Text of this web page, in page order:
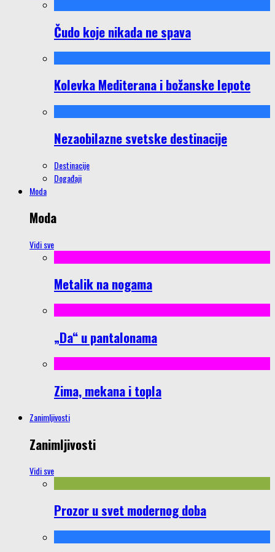
Čudo koje nikada ne spava
Kolevka Mediterana i božanske lepote
Nezaobilazne svetske destinacije
Destinacije
Događaji
Moda
Moda
Vidi sve
Metalik na nogama
„Da“ u pantalonama
Zima, mekana i topla
Zanimljivosti
Zanimljivosti
Vidi sve
Prozor u svet modernog doba